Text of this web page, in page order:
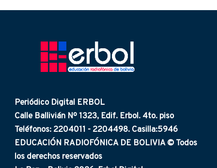
Periódico Digital ERBOL
Calle Ballivián Nº 1323, Edif. Erbol. 4to. piso
Teléfonos: 2204011 - 2204498. Casilla:5946
EDUCACIÓN RADIOFÓNICA DE BOLIVIA © Todos
los derechos reservados